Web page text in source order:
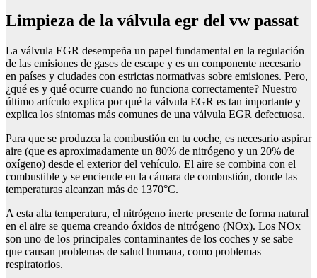
Limpieza de la válvula egr del vw passat
La válvula EGR desempeña un papel fundamental en la regulación
de las emisiones de gases de escape y es un componente necesario
en países y ciudades con estrictas normativas sobre emisiones. Pero,
¿qué es y qué ocurre cuando no funciona correctamente? Nuestro
último artículo explica por qué la válvula EGR es tan importante y
explica los síntomas más comunes de una válvula EGR defectuosa.
Para que se produzca la combustión en tu coche, es necesario aspirar
aire (que es aproximadamente un 80% de nitrógeno y un 20% de
oxígeno) desde el exterior del vehículo. El aire se combina con el
combustible y se enciende en la cámara de combustión, donde las
temperaturas alcanzan más de 1370°C.
A esta alta temperatura, el nitrógeno inerte presente de forma natural
en el aire se quema creando óxidos de nitrógeno (NOx). Los NOx
son uno de los principales contaminantes de los coches y se sabe
que causan problemas de salud humana, como problemas
respiratorios.